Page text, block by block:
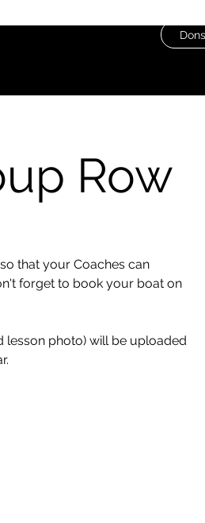
Dons
Row
that your Coaches can
forget to book your boat on
lesson photo) will be uploaded